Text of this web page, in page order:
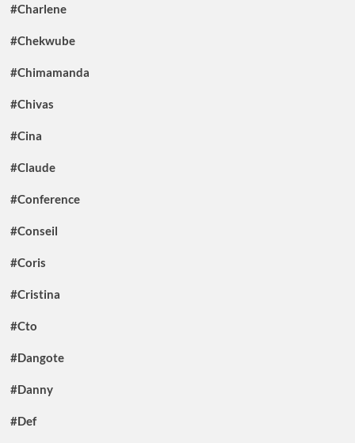
#Charlene
#Chekwube
#Chimamanda
#Chivas
#Cina
#Claude
#Conference
#Conseil
#Coris
#Cristina
#Cto
#Dangote
#Danny
#Def